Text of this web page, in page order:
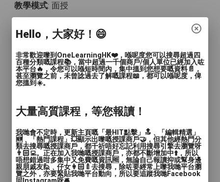
教學模式: 面授
: 每堂60分鐘，總共6個小時
服務地區: 中西區, 東區, 南區, 灣仔區, 九龍城區, 觀
塘區, 深水埗區, 黃大仙區, 油尖旺區, 離島區, 葵青區,
北區, 西貢區, 沙田區, 大埔區, 荃灣區, 屯門區, 元朗
一站式實操教學系統，真正做到學以致用，
從理論學習到鍛鍊落實，逐步系統化的建構
屬於你的發展機會。
Hello，大家好！😄
非常歡迎嚟到OneLearningHK❤️，喺呢度您可以搜尋超過四
百種分類嘅課程📚，當中超過一千個商戶/個人單位已經加入咗
本平台🔥，令您可以喺短時間內，集中搵到您想要嘅資料📄，
甚至瀏覽之前，未曾諗過去了解嘅課程📖，都可以喺呢度，俾
您搵到☀️。
大量高質課程，等您報讀！
我哋會不定時，更新主頁嘅「最HIT點擊」🔝﹑「編輯精選」
🆕﹑「熱門課程」💥顯示出嚟嘅授課商戶🤝，但其他經熱門分
類去搜尋嘅授課商戶，都千祈唔好忘記利用搜尋引擎去瀏覽呀
👨🏻‍💻。正在加入我哋嘅授課商戶，亦都不斷增加中⬆️，所以
唔想錯過咁多集中又免費嘅資訊🆓，無論自己報讀抑或幫身邊
親朋戚友🙋﹑仔女👩🏻‍🍼去搜尋，除咗要經常上嚟我哋平台瀏
覽之外，亦要緊貼我哋平台動向，所以要追蹤我哋Facebook